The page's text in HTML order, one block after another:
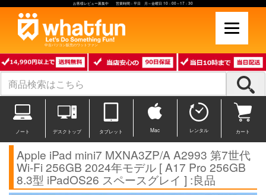
お客様レビュー募集中 営業時間：平日 月～金曜日 10：00～17：30
中古パソコン販売のワットファン
ノート デスクトップ タブレット Mac レンタル カート
Apple iPad mini7 MXNA3ZP/A A2993 第7世代
Wi-Fi 256GB 2024年モデル [ A17 Pro 256GB
8.3型 iPadOS26 スペースグレイ ] :良品